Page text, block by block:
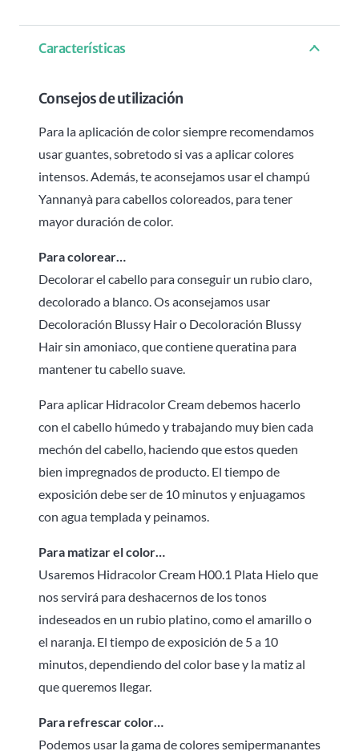
Características
Consejos de utilización
Para la aplicación de color siempre recomendamos
usar guantes, sobretodo si vas a aplicar colores
intensos. Además, te aconsejamos usar el champú
Yannanyà para cabellos coloreados, para tener
mayor duración de color.
Para colorear…
Decolorar el cabello para conseguir un rubio claro,
decolorado a blanco. Os aconsejamos usar
Decoloración Blussy Hair o Decoloración Blussy
Hair sin amoniaco, que contiene queratina para
mantener tu cabello suave.
Para aplicar Hidracolor Cream debemos hacerlo
con el cabello húmedo y trabajando muy bien cada
mechón del cabello, haciendo que estos queden
bien impregnados de producto. El tiempo de
exposición debe ser de 10 minutos y enjuagamos
con agua templada y peinamos.
Para matizar el color…
Usaremos Hidracolor Cream H00.1 Plata Hielo que
nos servirá para deshacernos de los tonos
indeseados en un rubio platino, como el amarillo o
el naranja. El tiempo de exposición de 5 a 10
minutos, dependiendo del color base y la matiz al
que queremos llegar.
Para refrescar color…
Podemos usar la gama de colores semipermanantes